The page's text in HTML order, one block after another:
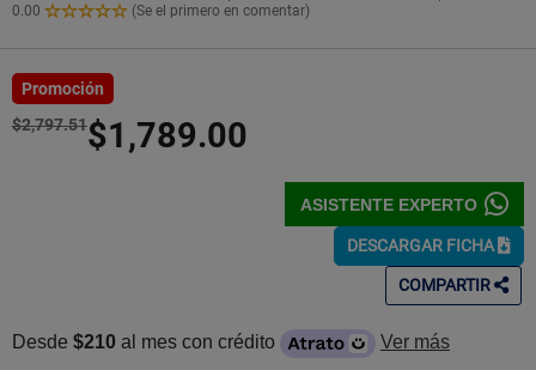
0.00
0.00
Estrellas!
(Se el primero en comentar)
Promoción
$2,797.51$1,789.00
ASISTENTE EXPERTO
DESCARGAR FICHA
COMPARTIR
Desde $210 al mes con crédito Ver más